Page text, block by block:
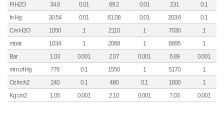
Ft H2O
34.6 0.01 69.2 0.01 231
0.1
In Hg
30.54 0.01 61.08 0.01 203.6
0.1
Cm H2O
1050 1 2110 1 7030
1
mbar
1034 1 2068 1 6895
1
Bar
1.03 0.001 2.07 0.001 6.89
0.001
mm of Hg
776 0.1 1550 1 5170
1
Oz Inch2
240 0.1 480 0.1 1600
1
Kg cm2
1.05 0.001 2.10 0.001 7.03 0.001